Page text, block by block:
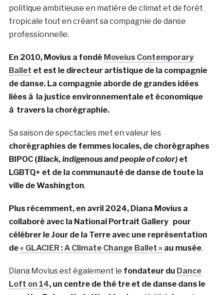
politique ambitieuse en matière de climat et de forêt
tropicale tout en créant sa compagnie de danse
professionnelle.
En 2010, Movius a fondé Moveius Contemporary
Ballet et est le directeur artistique de la compagnie
de danse. La compagnie aborde de grandes idées
liées à la justice environnementale et économique
à travers la chorégraphie.
Sa saison de spectacles met en valeur les
chorégraphies de femmes locales, de chorégraphes
BIPOC (Black, indigenous and people of color) et
LGBTQ+ et de la communauté de danse de toute la
ville de Washington.
Plus récemment, en avril 2024, Diana Movius a
collaboré avec la National Portrait Gallery pour
célébrer le Jour de la Terre avec une représentation
de« GLACIER : A Climate Change Ballet » au musée.
Diana Movius est également le fondateur du Dance
Loft on 14, un centre de thé tre et de danse dans le